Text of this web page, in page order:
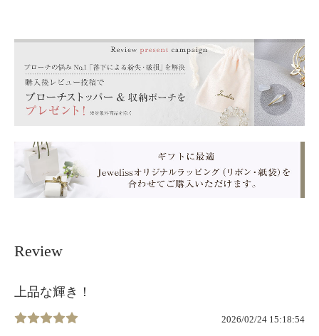
Review
上品な輝き！
2026/02/24 15:18:54